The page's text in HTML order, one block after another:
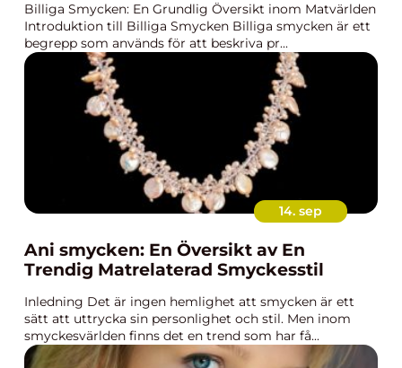
Billiga Smycken: En Grundlig Översikt inom Matvärlden
Introduktion till Billiga Smycken Billiga smycken är ett
begrepp som används för att beskriva pr...
14. sep
Ani smycken: En Översikt av En
Trendig Matrelaterad Smyckesstil
Inledning Det är ingen hemlighet att smycken är ett
sätt att uttrycka sin personlighet och stil. Men inom
smyckesvärlden finns det en trend som har få...